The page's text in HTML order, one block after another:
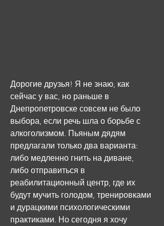
Дорогие друзья! Я не знаю, как
сейчас у вас, но раньше в
Днепропетровске совсем не было
выбора, если речь шла о борьбе с
алкоголизмом. Пьяным дядям
предлагали только два варианта:
либо медленно гнить на диване,
либо отправиться в
реабилитационный центр, где их
будут мучить голодом, тренировками
и дурацкими психологическими
практиками. Но сегодня я хочу